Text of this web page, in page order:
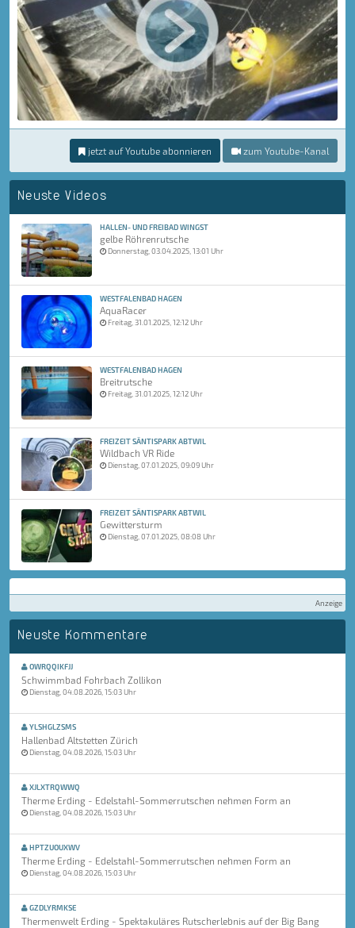
jetzt auf Youtube abonnieren zum Youtube-Kanal
Neuste Videos
HALLEN- UND FREIBAD WINGST
gelbe Röhrenrutsche
Donnerstag, 03.04.2025, 13:01 Uhr
WESTFALENBAD HAGEN
AquaRacer
Freitag, 31.01.2025, 12:12 Uhr
WESTFALENBAD HAGEN
Breitrutsche
Freitag, 31.01.2025, 12:12 Uhr
FREIZEIT SÄNTISPARK ABTWIL
Wildbach VR Ride
Dienstag, 07.01.2025, 09:09 Uhr
FREIZEIT SÄNTISPARK ABTWIL
Gewittersturm
Dienstag, 07.01.2025, 08:08 Uhr
Anzeige
Neuste Kommentare
OWRQQIKFJJ
Schwimmbad Fohrbach Zollikon
Dienstag, 04.08.2026, 15:03 Uhr
YLSHGLZSMS
Hallenbad Altstetten Zürich
Dienstag, 04.08.2026, 15:03 Uhr
XJLXTRQWWQ
Therme Erding - Edelstahl-Sommerrutschen nehmen Form an
Dienstag, 04.08.2026, 15:03 Uhr
HPTZUOUXWV
Therme Erding - Edelstahl-Sommerrutschen nehmen Form an
Dienstag, 04.08.2026, 15:03 Uhr
GZDLYRMKSE
Thermenwelt Erding - Spektakuläres Rutscherlebnis auf der Big Bang